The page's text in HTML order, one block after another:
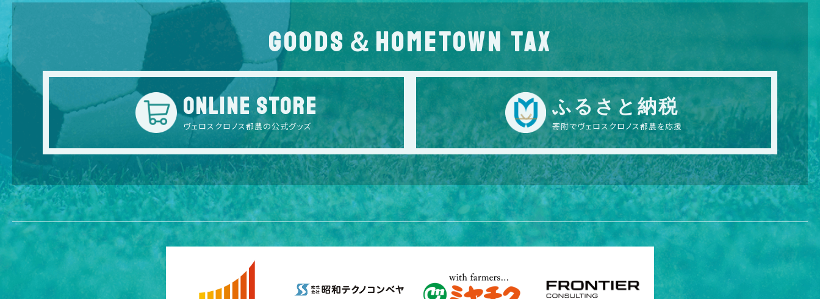
GOODS＆HOMETOWN TAX
ONLINE STORE
ヴェロスクロノス都農の公式グッズ
ふるさと納税
寄附でヴェロスクロノス都農を応援